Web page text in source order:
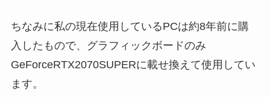
ちなみに私の現在使用しているPCは約8年前に購
入したもので、グラフィックボードのみ
GeForceRTX2070SUPERに載せ換えて使用してい
ます。